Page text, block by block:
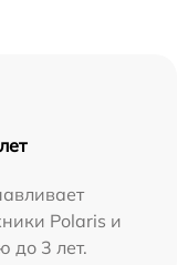
Polaris и
до 3 лет.